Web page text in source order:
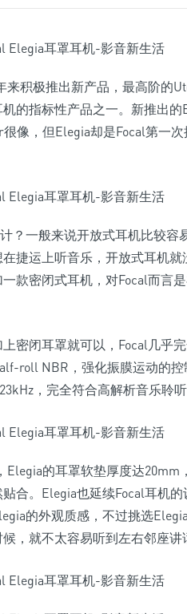
积极推出新产品，最高阶的
的指标性产品之一。新推出
像，但Elegia却是Focal第一
？一般来说开放式耳机比较容
捷运上听音乐，开放式耳机
款密闭式耳机，对Focal而言
密闭耳罩就可以，Focal几乎
roll NBR，强化振膜运动的
，完全符合高解析音乐聆听
Elegia的耳罩软垫厚度达20mm
合。Elegia也延续Focal耳机
的外观质感，不过挑选
，就不太容易听到左右邻座讲